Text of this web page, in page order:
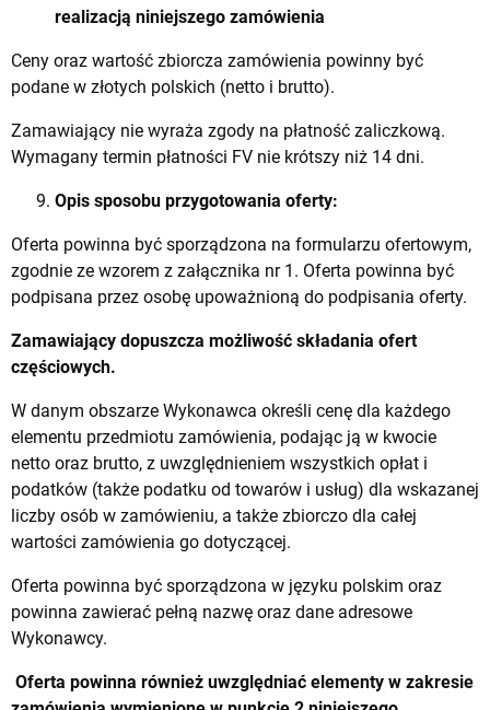
realizacją niniejszego zamówienia
Ceny oraz wartość zbiorcza zamówienia powinny być
podane w złotych polskich (netto i brutto).
Zamawiający nie wyraża zgody na płatność zaliczkową.
Wymagany termin płatności FV nie krótszy niż 14 dni.
Opis sposobu przygotowania oferty:
Oferta powinna być sporządzona na formularzu ofertowym,
zgodnie ze wzorem z załącznika nr 1. Oferta powinna być
podpisana przez osobę upoważnioną do podpisania oferty.
Zamawiający dopuszcza możliwość składania ofert
częściowych.
W danym obszarze Wykonawca określi cenę dla każdego
elementu przedmiotu zamówienia, podając ją w kwocie
netto oraz brutto, z uwzględnieniem wszystkich opłat i
podatków (także podatku od towarów i usług) dla wskazanej
liczby osób w zamówieniu, a także zbiorczo dla całej
wartości zamówienia go dotyczącej.
Oferta powinna być sporządzona w języku polskim oraz
powinna zawierać pełną nazwę oraz dane adresowe
Wykonawcy.
Oferta powinna również uwzględniać elementy w zakresie